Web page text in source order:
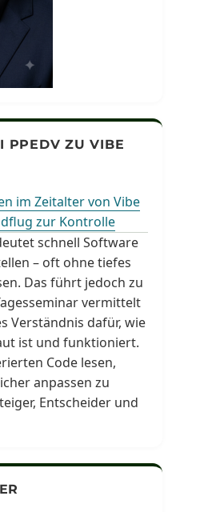
PPEDV ZU VIBE
im Zeitalter von Vibe
zur Kontrolle
schnell Software
– oft ohne tiefes
Das führt jedoch zu
vermittelt
Verständnis dafür, wie
ist und funktioniert.
Code lesen,
anpassen zu
Entscheider und